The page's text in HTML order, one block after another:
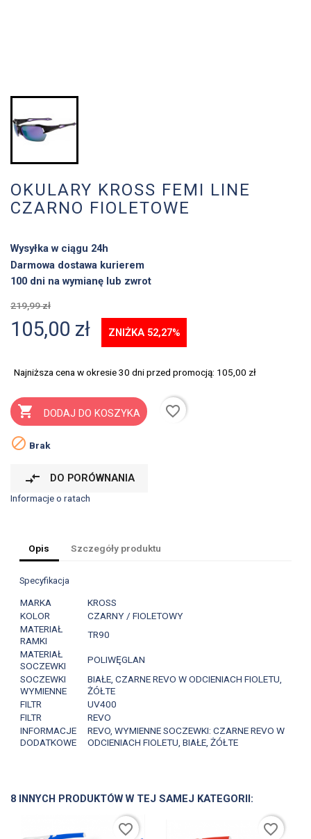
OKULARY KROSS FEMI LINE
CZARNO FIOLETOWE
Wysyłka w ciągu 24h
Darmowa dostawa kurierem
100 dni na wymianę lub zwrot
219,99 zł
105,00 zł ZNIŻKA 52,27%
Najniższa cena w okresie 30 dni przed promocją: 105,00 zł
 DODAJ DO KOSZYKA
favorite_border
 Brak
compare_arrows DO PORÓWNANIA
Informacje o ratach
Opis Szczegóły produktu
Specyfikacja
MARKA
KROSS
KOLOR
CZARNY / FIOLETOWY
MATERIAŁ
RAMKI
TR90
MATERIAŁ
SOCZEWKI
POLIWĘGLAN
SOCZEWKI
WYMIENNE
BIAŁE, CZARNE REVO W ODCIENIACH FIOLETU,
ŻÓŁTE
FILTR
UV400
FILTR
REVO
INFORMACJE
DODATKOWE
REVO, WYMIENNE SOCZEWKI: CZARNE REVO W
ODCIENIACH FIOLETU, BIAŁE, ŻÓŁTE
8 INNYCH PRODUKTÓW W TEJ SAMEJ KATEGORII:
favorite_border favorite_border